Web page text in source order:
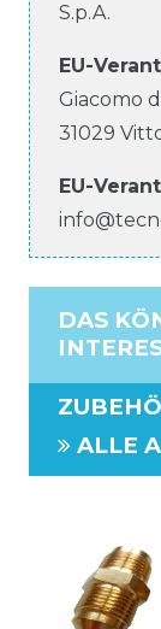
S.p.A.
EU-
Giacomo
31029
EU-
DAS
ALLE